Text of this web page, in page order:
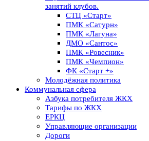
занятий клубов.
СТЦ «Старт»
ПМК «Сатурн»
ПМК «Лагуна»
ДМО «Сантос»
ПМК «Ровесник»
ПМК «Чемпион»
ФК «Старт +»
Молодёжная политика
Коммунальная сфера
Азбука потребителя ЖКХ
Тарифы по ЖКХ
ЕРКЦ
Управляющие организации
Дороги